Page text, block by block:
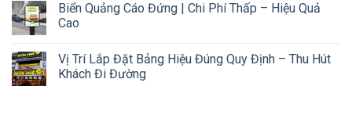
Biển Quảng Cáo Đứng | Chi Phí Thấp – Hiệu Quả
Cao
Vị Trí Lắp Đặt Bảng Hiệu Đúng Quy Định – Thu Hút
Khách Đi Đường